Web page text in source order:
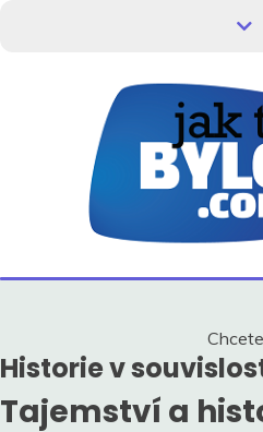
Historie v
Tajemství a